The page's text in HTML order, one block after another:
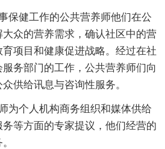
保健工作的公共营养师他们在公
众的营养需求，确认社区中的营
项目和健康促进战略。经过在社
务部门的工作，公共营养师们向
供给讯息与咨询性服务。
为个人机构商务组织和媒体供给
等方面的专家提议，他们经营的